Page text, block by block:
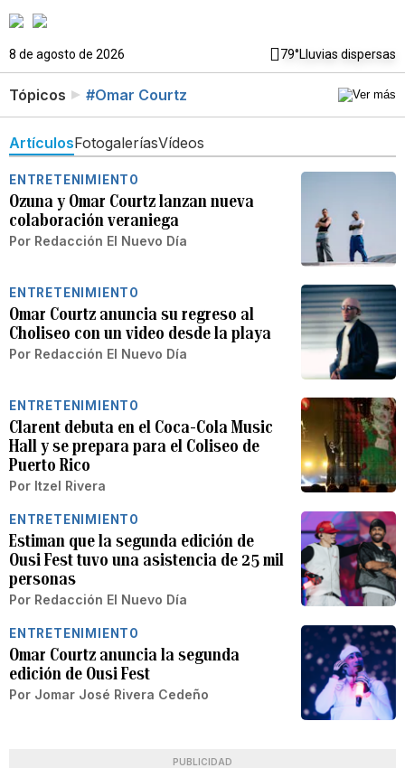
8 de agosto de 2026 79°Lluvias dispersas
Tópicos #Omar Courtz
ArtículosFotogaleríasVídeos
ENTRETENIMIENTO
Ozuna y Omar Courtz lanzan nueva
colaboración veraniega
Por Redacción El Nuevo Día
ENTRETENIMIENTO
Omar Courtz anuncia su regreso al
Choliseo con un video desde la playa
Por Redacción El Nuevo Día
ENTRETENIMIENTO
Clarent debuta en el Coca-Cola Music
Hall y se prepara para el Coliseo de
Puerto Rico
Por Itzel Rivera
ENTRETENIMIENTO
Estiman que la segunda edición de
Ousi Fest tuvo una asistencia de 25 mil
personas
Por Redacción El Nuevo Día
ENTRETENIMIENTO
Omar Courtz anuncia la segunda
edición de Ousi Fest
Por Jomar José Rivera Cedeño
PUBLICIDAD